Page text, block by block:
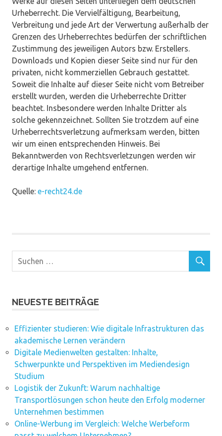
Urheberrecht. Die Vervielfältigung, Bearbeitung,
Verbreitung und jede Art der Verwertung außerhalb der
Grenzen des Urheberrechtes bedürfen der schriftlichen
Zustimmung des jeweiligen Autors bzw. Erstellers.
Downloads und Kopien dieser Seite sind nur für den
privaten, nicht kommerziellen Gebrauch gestattet.
Soweit die Inhalte auf dieser Seite nicht vom Betreiber
erstellt wurden, werden die Urheberrechte Dritter
beachtet. Insbesondere werden Inhalte Dritter als
solche gekennzeichnet. Sollten Sie trotzdem auf eine
Urheberrechtsverletzung aufmerksam werden, bitten
wir um einen entsprechenden Hinweis. Bei
Bekanntwerden von Rechtsverletzungen werden wir
derartige Inhalte umgehend entfernen.
Quelle: e-recht24.de
NEUESTE BEITRÄGE
Effizienter studieren: Wie digitale Infrastrukturen das
akademische Lernen verändern
Digitale Medienwelten gestalten: Inhalte,
Schwerpunkte und Perspektiven im Mediendesign
Studium
Logistik der Zukunft: Warum nachhaltige
Transportlösungen schon heute den Erfolg moderner
Unternehmen bestimmen
Online-Werbung im Vergleich: Welche Werbeform